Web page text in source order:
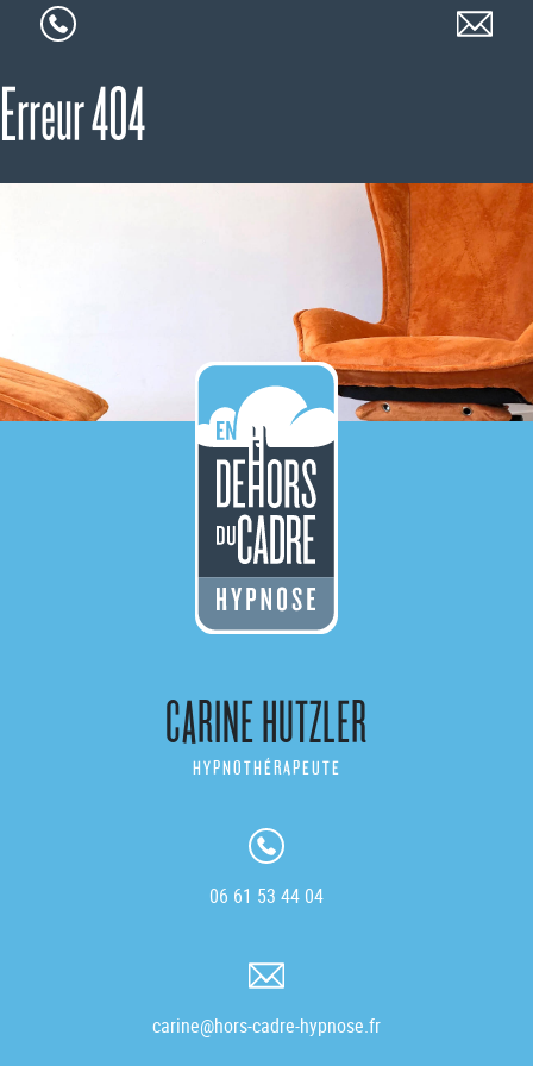
Erreur 404
CARINE HUTZLER
HYPNOTHÉRAPEUTE
06 61 53 44 04
carine@hors-cadre-hypnose.fr